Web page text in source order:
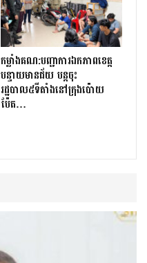
កម្លាំងគណ:បញ្ជាការឯកភាពខេត្ត
បន្ទាយមានជ័យ បន្តចុះ
រដ្ឋបាល៥ទីតាំងនៅក្រុងប៉ោយ
ប៉ែត…